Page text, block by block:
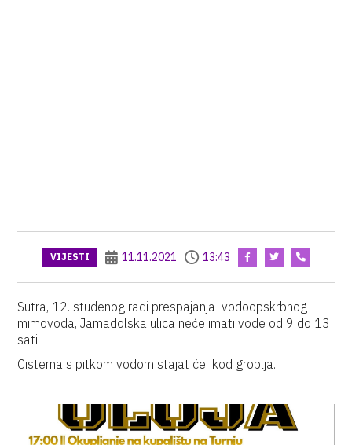
VIJESTI 11.11.2021 13:43
Sutra, 12. studenog radi prespajanja vodoopskrbnog
mimovoda, Jamadolska ulica neće imati vode od 9 do 13
sati.
Cisterna s pitkom vodom stajat će kod groblja.